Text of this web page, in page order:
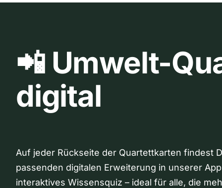
📲 Umwelt-
digital
Auf jeder Rückseite der Quartettkarten findest
passenden digitalen Erweiterung in unserer
interaktives Wissensquiz – ideal für alle, die